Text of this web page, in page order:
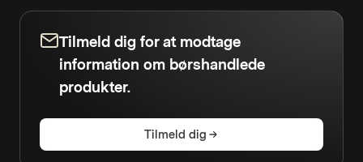
Tilmeld dig for at modtage
information om børshandlede
produkter.
Tilmeld dig